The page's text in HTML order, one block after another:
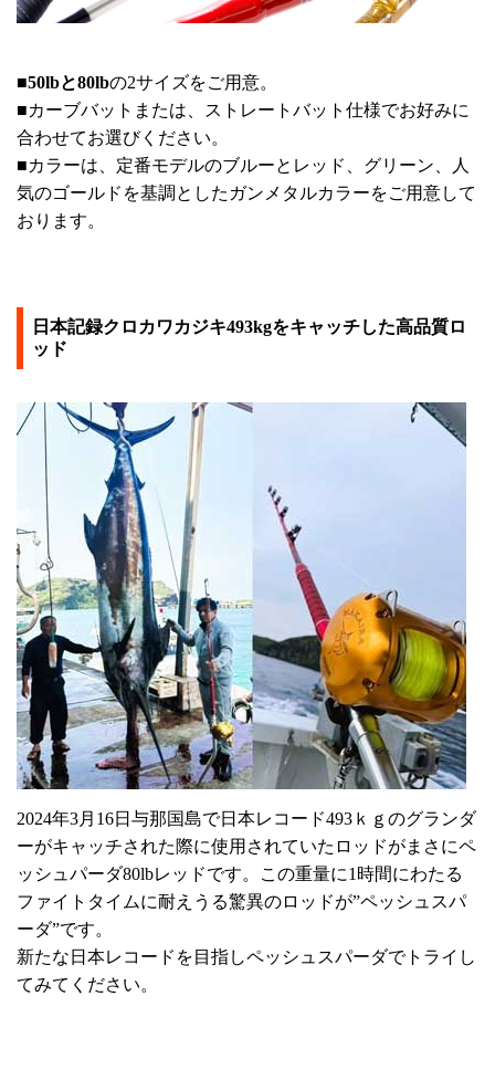
■50lbと80lbの2サイズをご用意。
■カーブバットまたは、ストレートバット仕様でお好みに
合わせてお選びください。
■カラーは、定番モデルのブルーとレッド、グリーン、人
気のゴールドを基調としたガンメタルカラーをご用意して
おります。
日本記録クロカワカジキ493kgをキャッチした高品質ロ
ッド
2024年3月16日与那国島で日本レコード493ｋｇのグランダ
ーがキャッチされた際に使用されていたロッドがまさにペ
ッシュパーダ80lbレッドです。この重量に1時間にわたる
ファイトタイムに耐えうる驚異のロッドが”ペッシュスパ
ーダ”です。
新たな日本レコードを目指しペッシュスパーダでトライし
てみてください。